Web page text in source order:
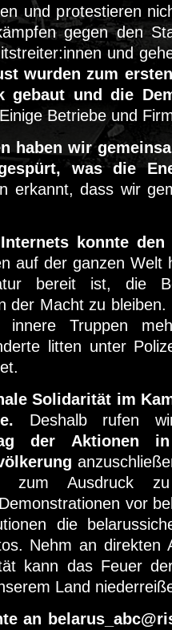
und protestieren
gegen den
und
wurden zum
gebaut und die
Einige Betriebe und
haben wir
was die
erkannt, dass wir
konnte
auf der ganzen Welt
bereit ist, die
der Macht zu bleiben.
innere Truppen
litten unter
Solidarität im
Deshalb rufen
der Aktionen
zum Ausdruck
vor
die
Nehm an direkten
kann das Feuer
Land
an